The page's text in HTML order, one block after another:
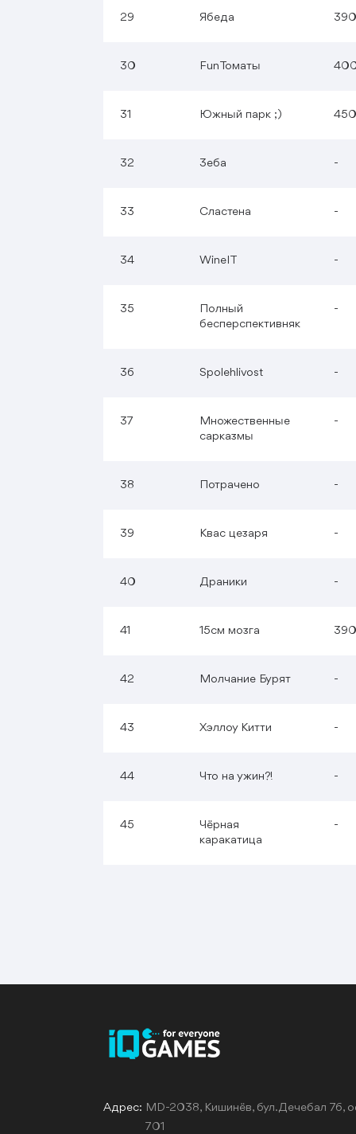
29 Ябеда
30 FunТоматы
31 Южный парк ;)
32 Зеба -
33 Сластена -
34 WineIT -
35
Полный
бесперспективняк
-
36 Spolehlivost -
37
Множественные
сарказмы
-
38 Потрачено -
39 Квас цезаря -
40 Драники -
41 15см мозга
42 Молчание Бурят -
43 Хэллоу Китти -
44 Что на ужин?! -
45
Чёрная
каракатица
-
Адрес: MD-2038, Кишинёв, бул. Дечебал 76,
701